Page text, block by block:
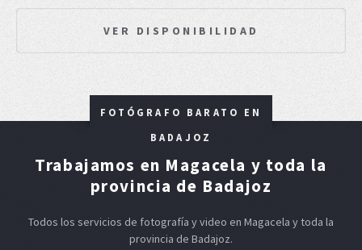
VER DISPONIBILIDAD
FOTÓGRAFO BARATO EN
BADAJOZ
Trabajamos en Magacela y toda la
provincia de Badajoz
Todos los servicios de fotografía y video en Magacela y toda la
provincia de Badajoz.